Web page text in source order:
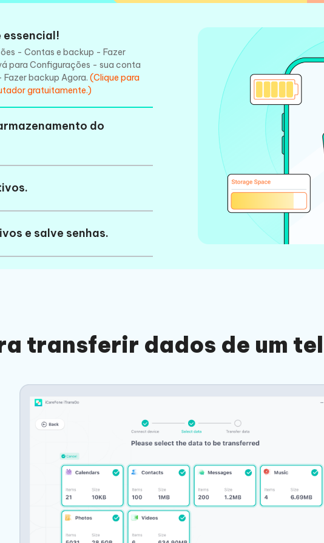
essencial!
- Contas e backup - Fazer
para Configurações - sua conta
backup Agora. (Clique para
gratuitamente.)
do
Faça logout de aplicativos e salve senhas.
transferir dados de um